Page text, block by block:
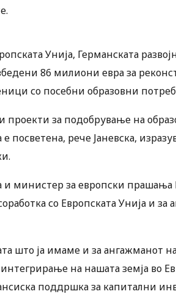
Унија, Германската
86 милиони евра за
со посебни образовни
проекти за подобрување на
рече Јаневска,
и министер за европски
со Европската Унија и
што ја имаме и за ангажманот
на нашата земја во
поддршка за капитални